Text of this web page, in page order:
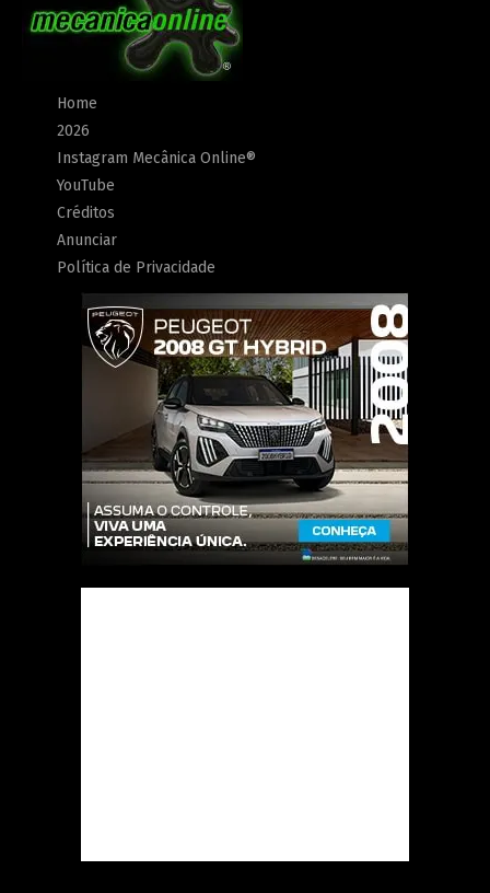
Home
2026
Instagram Mecânica Online®
YouTube
Créditos
Anunciar
Política de Privacidade